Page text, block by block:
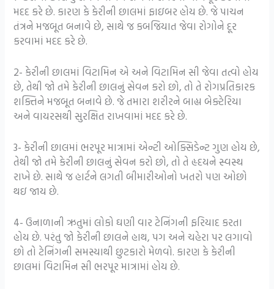
મદદ કરે છે. કારણ કે કેરીની છાલમાં ફાઇબર હોય છે. જે પાચન
તંત્રને મજબૂત બનાવે છે, સાથે જ કબજિયાત જેવા રોગોને દૂર
કરવામાં મદદ કરે છે.
2- કેરીની છાલમાં વિટામિન એ અને વિટામિન સી જેવા તત્વો હોય
છે, તેથી જો તમે કેરીની છાલનું સેવન કરો છો, તો તે રોગપ્રતિકારક
શક્તિને મજબૂત બનાવે છે. જે તમારા શરીરને બાહ્ય બેક્ટેરિયા
અને વાયરસથી સુરક્ષિત રાખવામાં મદદ કરે છે.
3- કેરીની છાલમાં ભરપૂર માત્રામાં એન્ટી ઓક્સિડેન્ટ ગુણ હોય છે,
તેથી જો તમે કેરીની છાલનું સેવન કરો છો, તો તે હૃદયને સ્વસ્થ
રાખે છે. સાથે જ હાર્ટને લગતી બીમારીઓનો ખતરો પણ ઓછો
થઇ જાય છે.
4- ઉનાળાની ઋતુમાં લોકો ઘણી વાર ટેનિંગની ફરિયાદ કરતા
હોય છે. પરંતુ જો કેરીની છાલને હાથ, પગ અને ચહેરા પર લગાવો
છો તો ટેનિંગની સમસ્યાથી છુટકારો મેળવો. કારણ કે કેરીની
છાલમાં વિટામિન સી ભરપૂર માત્રામાં હોય છે.